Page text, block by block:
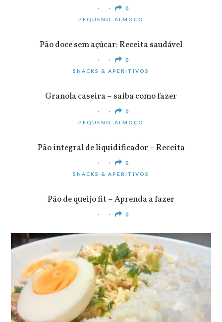
0
PEQUENO-ALMOÇO
Pão doce sem açúcar: Receita saudável
0
SNACKS & APERITIVOS
Granola caseira – saiba como fazer
0
PEQUENO-ALMOÇO
Pão integral de liquidificador – Receita
0
SNACKS & APERITIVOS
Pão de queijo fit – Aprenda a fazer
0